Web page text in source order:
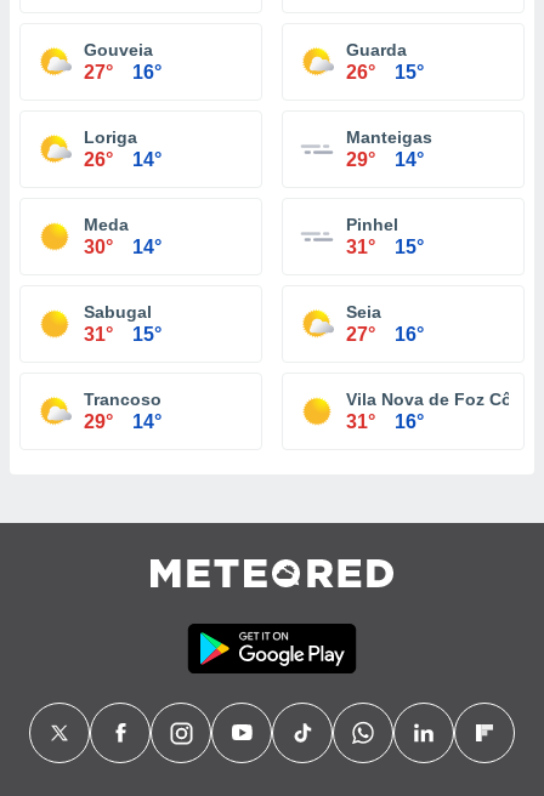
Gouveia
27° 16°
Guarda
26° 15°
Loriga
26° 14°
Manteigas
29° 14°
Meda
30° 14°
Pinhel
31° 15°
Sabugal
31° 15°
Seia
27° 16°
Trancoso
29° 14°
Vila Nova de Foz Côa
31° 16°